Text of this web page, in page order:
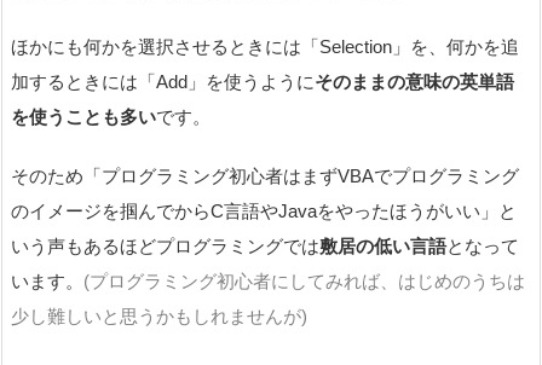
ほかにも何かを選択させるときには「Selection」を、何かを追
加するときには「Add」を使うようにそのままの意味の英単語
を使うことも多いです。
そのため「プログラミング初心者はまずVBAでプログラミング
のイメージを掴んでからC言語やJavaをやったほうがいい」と
いう声もあるほどプログラミングでは敷居の低い言語となって
います。 (プログラミング初心者にしてみれば、はじめのうちは
少し難しいと思うかもしれませんが)